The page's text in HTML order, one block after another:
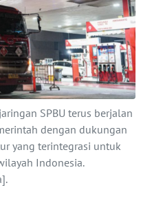
SPBU terus berjalan
dengan dukungan
yang terintegrasi untuk
Indonesia.